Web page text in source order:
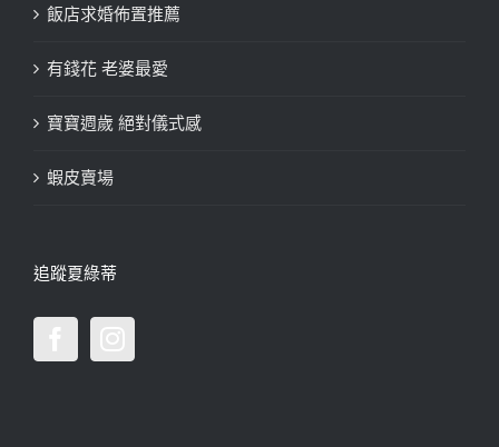
飯店求婚佈置推薦
有錢花 老婆最愛
寶寶週歲 絕對儀式感
蝦皮賣場
追蹤夏綠蒂